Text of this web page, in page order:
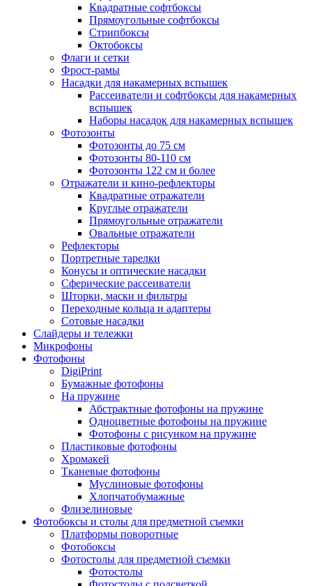
Квадратные софтбоксы
Прямоугольные софтбоксы
Стрипбоксы
Октобоксы
Флаги и сетки
Фрост-рамы
Насадки для накамерных вспышек
Рассеиватели и софтбоксы для накамерных
вспышек
Наборы насадок для накамерных вспышек
Фотозонты
Фотозонты до 75 см
Фотозонты 80-110 см
Фотозонты 122 см и более
Отражатели и кино-рефлекторы
Квадратные отражатели
Круглые отражатели
Прямоугольные отражатели
Овальные отражатели
Рефлекторы
Портретные тарелки
Конусы и оптические насадки
Сферические рассеиватели
Шторки, маски и фильтры
Переходные кольца и адаптеры
Сотовые насадки
Слайдеры и тележки
Микрофоны
Фотофоны
DigiPrint
Бумажные фотофоны
На пружине
Абстрактные фотофоны на пружине
Одноцветные фотофоны на пружине
Фотофоны с рисунком на пружине
Пластиковые фотофоны
Хромакей
Тканевые фотофоны
Муслиновые фотофоны
Хлопчатобумажные
Флизелиновые
Фотобоксы и столы для предметной съемки
Платформы поворотные
Фотобоксы
Фотостолы для предметной съемки
Фотостолы